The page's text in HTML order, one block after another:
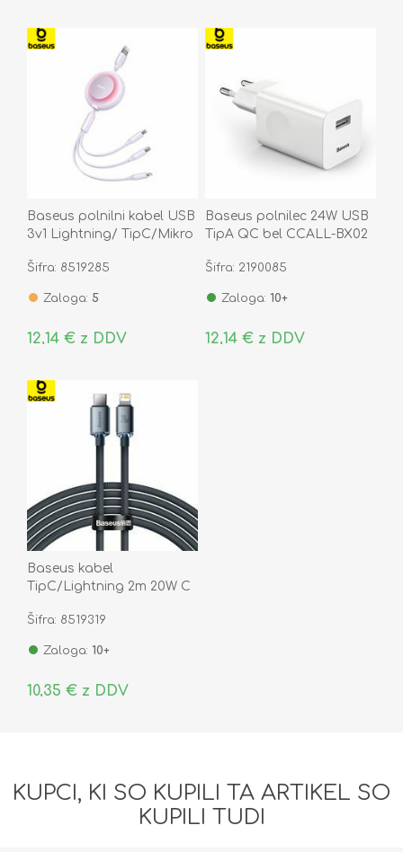
Baseus polnilni kabel USB
3v1 Lightning/ TipC/Mikro
CAMJ01000
Šifra: 8519285
Zaloga: 5
12,14 € z DDV
Baseus polnilec 24W USB
TipA QC bel CCALL-BX02
Šifra: 2190085
Zaloga: 10+
12,14 € z DDV
Baseus kabel
TipC/Lightning 2m 20W C
CAJY000301
Šifra: 8519319
Zaloga: 10+
10,35 € z DDV
KUPCI, KI SO KUPILI TA ARTIKEL SO
KUPILI TUDI